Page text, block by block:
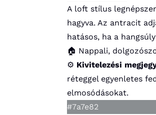
A loft stílus
hagyva. Az antracit
hatásos, ha a
🏠 Nappali,
⚙️ Kivitelezési
réteggel egyenletes
elmosódásokat.
#7a7e82